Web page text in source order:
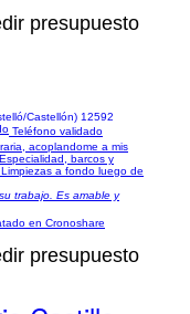
presupuesto
Castellón) 12592
Teléfono validado
acoplandome a mis
barcos y
a fondo luego de
trabajo. Es amable y
en Cronoshare
presupuesto